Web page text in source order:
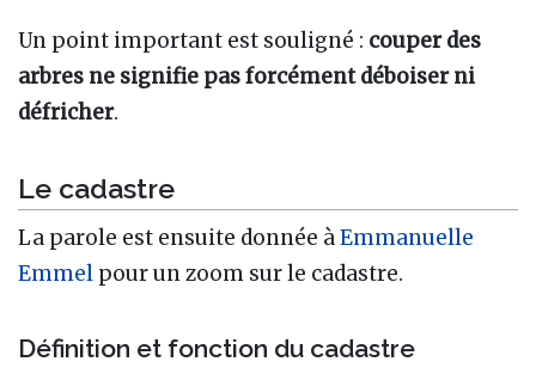
Un point important est souligné : couper des
arbres ne signifie pas forcément déboiser ni
défricher.
Le cadastre
La parole est ensuite donnée àEmmanuelle
Emmel pour un zoom sur le cadastre.
Définition et fonction du cadastre